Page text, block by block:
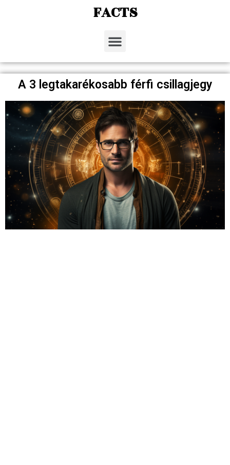
FACTS
A 3 legtakarékosabb férfi csillagjegy